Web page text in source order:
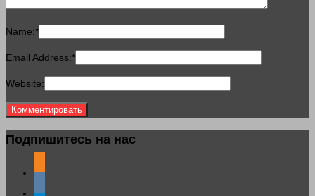
Name:*
Email Address:*
Website:
Подпишитесь на нас